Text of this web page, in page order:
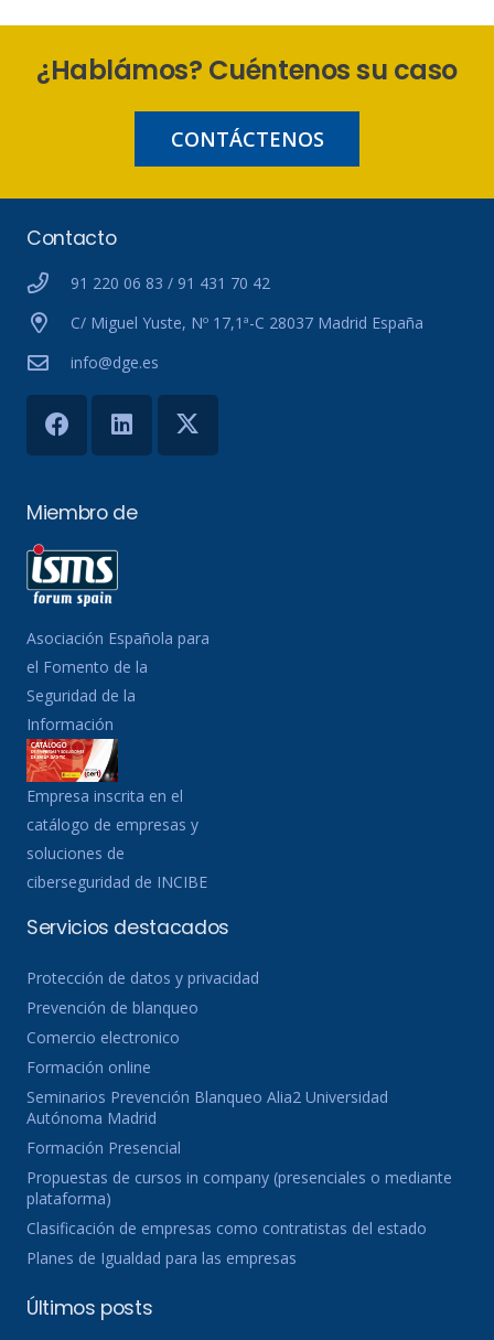
¿Hablámos? Cuéntenos su caso
CONTÁCTENOS
Contacto
91 220 06 83 / 91 431 70 42
C/ Miguel Yuste, Nº 17,1ª-C 28037 Madrid España
info@dge.es
Miembro de
Asociación Española para
el Fomento de la
Seguridad de la
Información
Empresa inscrita en el
catálogo de empresas y
soluciones de
ciberseguridad de INCIBE
Servicios destacados
Protección de datos y privacidad
Prevención de blanqueo
Comercio electronico
Formación online
Seminarios Prevención Blanqueo Alia2 Universidad
Autónoma Madrid
Formación Presencial
Propuestas de cursos in company (presenciales o mediante
plataforma)
Clasificación de empresas como contratistas del estado
Planes de Igualdad para las empresas
Últimos posts